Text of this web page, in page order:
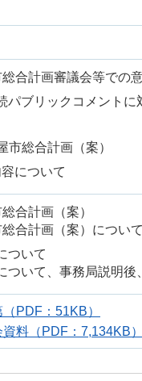
合計画審議会等での
パブリックコメント
市総合計画（案）
について
合計画（案）
合計画（案）につい
ついて
ついて、事務局説明後
PDF：51KB）
料（PDF：7,134KB）